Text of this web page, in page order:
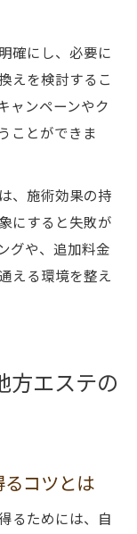
確にし、必要に
えを検討するこ
ャンペーンやク
ことができま
、施術効果の持
にすると失敗が
グや、追加料金
える環境を整え
方エステの
コツとは
るためには、自